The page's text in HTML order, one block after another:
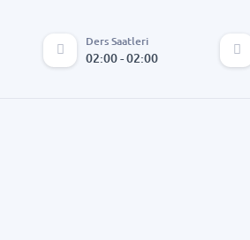
Ders Saatleri
02:00 - 02:00